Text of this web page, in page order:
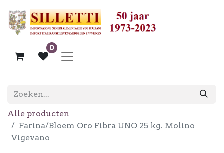
0
Alle producten
Farina/Bloem Oro Fibra UNO 25 kg. Molino
Vigevano